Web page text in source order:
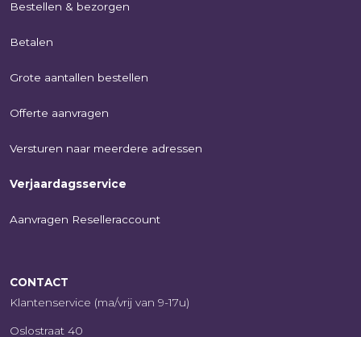
Bestellen & bezorgen
Betalen
Grote aantallen bestellen
Offerte aanvragen
Versturen naar meerdere adressen
Verjaardagsservice
Aanvragen Reselleraccount
CONTACT
Klantenservice (ma/vrij van 9-17u)
Oslostraat 40